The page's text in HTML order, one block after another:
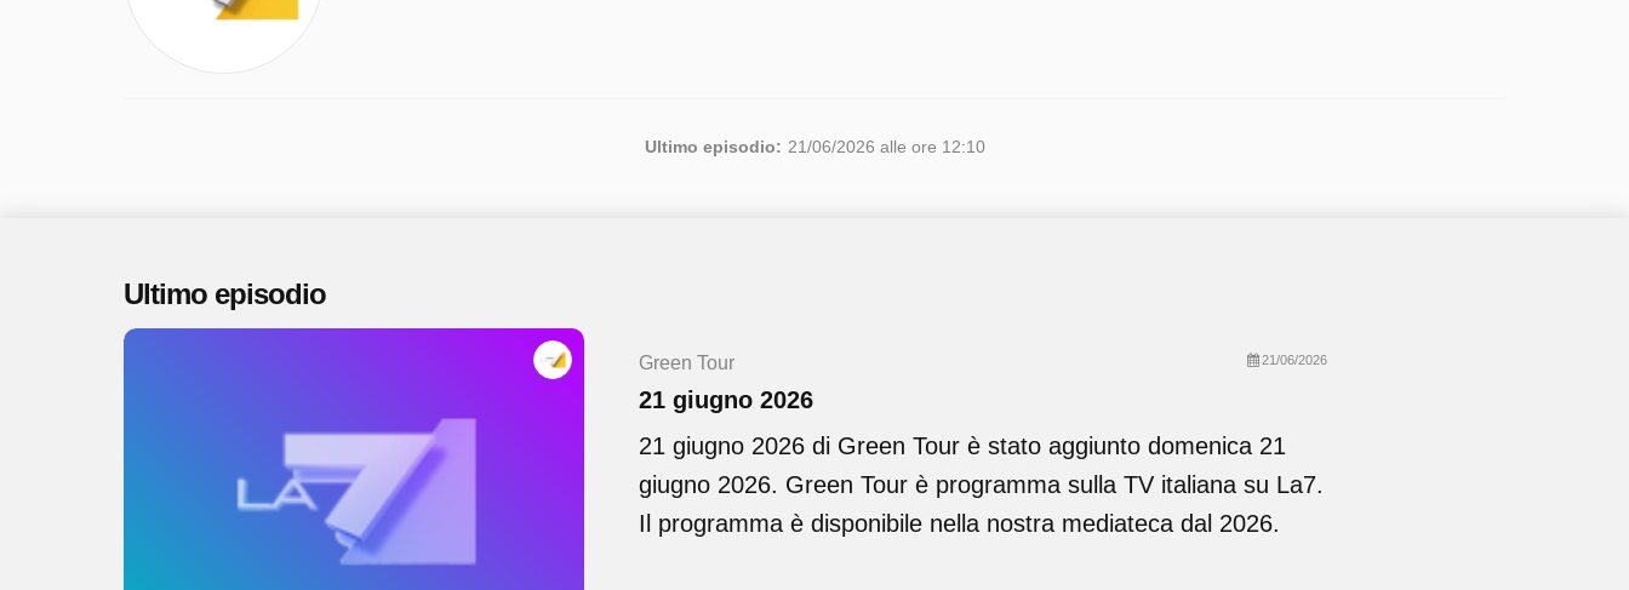
Ultimo episodio: 21/06/2026 alle ore 12:10
Ultimo episodio
Green Tour 21/06/2026
21 giugno 2026
21 giugno 2026 di Green Tour è stato aggiunto domenica 21
giugno 2026. Green Tour è programma sulla TV italiana su La7.
Il programma è disponibile nella nostra mediateca dal 2026.